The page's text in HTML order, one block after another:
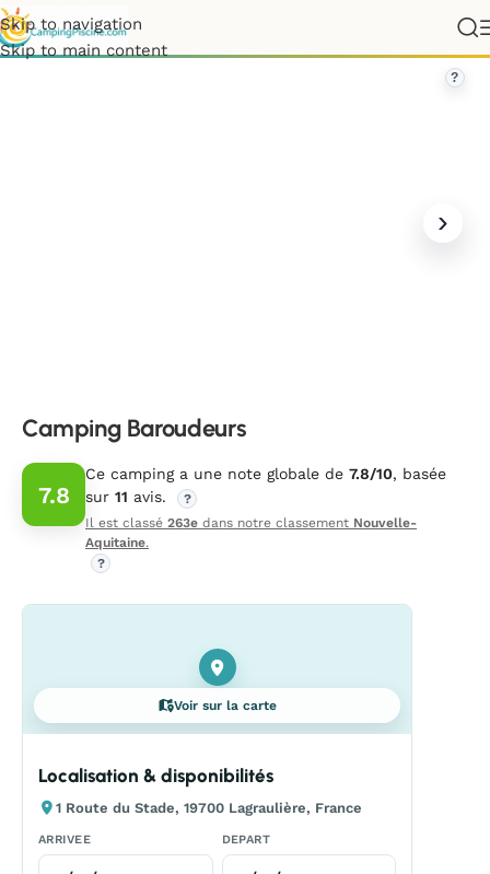
Skip to navigation
Skip to main content
»Nouvelle-Aquitaine
?
Camping Baroudeurs
7.8
Ce camping a une note globale de 7.8/10, basée
sur 11 avis.
?
Il est classé 263e dans notre classement Nouvelle-
Aquitaine.
?
Voir sur la carte
Localisation & disponibilités
1 Route du Stade, 19700 Lagraulière, France
ARRIVEE DEPART